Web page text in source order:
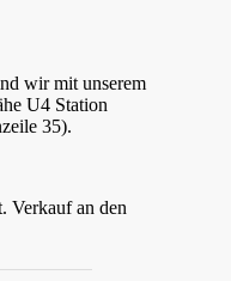
wir mit unserem
U4 Station
35).